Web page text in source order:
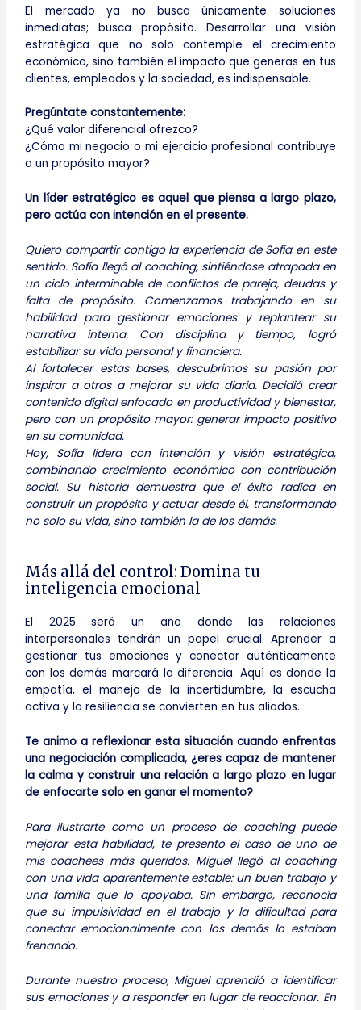
El mercado ya no busca únicamente soluciones
inmediatas; busca propósito. Desarrollar una visión
estratégica que no solo contemple el crecimiento
económico, sino también el impacto que generas en tus
clientes, empleados y la sociedad, es indispensable.
Pregúntate constantemente:
¿Qué valor diferencial ofrezco?
¿Cómo mi negocio o mi ejercicio profesional contribuye
a un propósito mayor?
Un líder estratégico es aquel que piensa a largo plazo,
pero actúa con intención en el presente.
Quiero compartir contigo la experiencia de Sofía en este
sentido. Sofía llegó al coaching, sintiéndose atrapada en
un ciclo interminable de conflictos de pareja, deudas y
falta de propósito. Comenzamos trabajando en su
habilidad para gestionar emociones y replantear su
narrativa interna. Con disciplina y tiempo, logró
estabilizar su vida personal y financiera.
Al fortalecer estas bases, descubrimos su pasión por
inspirar a otros a mejorar su vida diaria. Decidió crear
contenido digital enfocado en productividad y bienestar,
pero con un propósito mayor: generar impacto positivo
en su comunidad.
Hoy, Sofía lidera con intención y visión estratégica,
combinando crecimiento económico con contribución
social. Su historia demuestra que el éxito radica en
construir un propósito y actuar desde él, transformando
no solo su vida, sino también la de los demás.
Más allá del control: Domina tu
inteligencia emocional
El 2025 será un año donde las relaciones
interpersonales tendrán un papel crucial. Aprender a
gestionar tus emociones y conectar auténticamente
con los demás marcará la diferencia. Aquí es donde la
empatía, el manejo de la incertidumbre, la escucha
activa y la resiliencia se convierten en tus aliados.
Te animo a reflexionar esta situación cuando enfrentas
una negociación complicada, ¿eres capaz de mantener
la calma y construir una relación a largo plazo en lugar
de enfocarte solo en ganar el momento?
Para ilustrarte como un proceso de coaching puede
mejorar esta habilidad, te presento el caso de uno de
mis coachees más queridos. Miguel llegó al coaching
con una vida aparentemente estable: un buen trabajo y
una familia que lo apoyaba. Sin embargo, reconocía
que su impulsividad en el trabajo y la dificultad para
conectar emocionalmente con los demás lo estaban
frenando.
Durante nuestro proceso, Miguel aprendió a identificar
sus emociones y a responder en lugar de reaccionar. En